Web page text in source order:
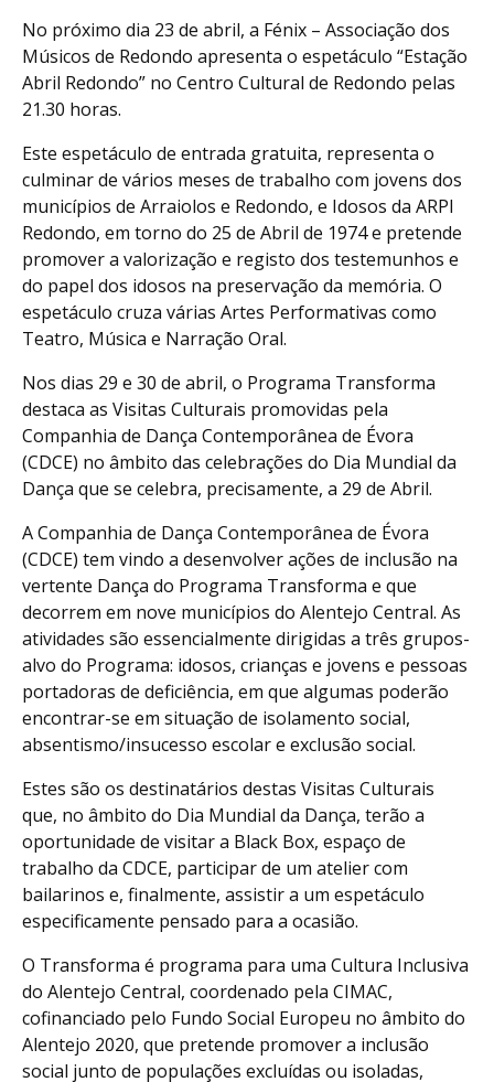
No próximo dia 23 de abril, a Fénix – Associação dos
Músicos de Redondo apresenta o espetáculo “Estação
Abril Redondo” no Centro Cultural de Redondo pelas
21.30 horas.
Este espetáculo de entrada gratuita, representa o
culminar de vários meses de trabalho com jovens dos
municípios de Arraiolos e Redondo, e Idosos da ARPI
Redondo, em torno do 25 de Abril de 1974 e pretende
promover a valorização e registo dos testemunhos e
do papel dos idosos na preservação da memória. O
espetáculo cruza várias Artes Performativas como
Teatro, Música e Narração Oral.
Nos dias 29 e 30 de abril, o Programa Transforma
destaca as Visitas Culturais promovidas pela
Companhia de Dança Contemporânea de Évora
(CDCE) no âmbito das celebrações do Dia Mundial da
Dança que se celebra, precisamente, a 29 de Abril.
A Companhia de Dança Contemporânea de Évora
(CDCE) tem vindo a desenvolver ações de inclusão na
vertente Dança do Programa Transforma e que
decorrem em nove municípios do Alentejo Central. As
atividades são essencialmente dirigidas a três grupos-
alvo do Programa: idosos, crianças e jovens e pessoas
portadoras de deficiência, em que algumas poderão
encontrar-se em situação de isolamento social,
absentismo/insucesso escolar e exclusão social.
Estes são os destinatários destas Visitas Culturais
que, no âmbito do Dia Mundial da Dança, terão a
oportunidade de visitar a Black Box, espaço de
trabalho da CDCE, participar de um atelier com
bailarinos e, finalmente, assistir a um espetáculo
especificamente pensado para a ocasião.
O Transforma é programa para uma Cultura Inclusiva
do Alentejo Central, coordenado pela CIMAC,
cofinanciado pelo Fundo Social Europeu no âmbito do
Alentejo 2020, que pretende promover a inclusão
social junto de populações excluídas ou isoladas,